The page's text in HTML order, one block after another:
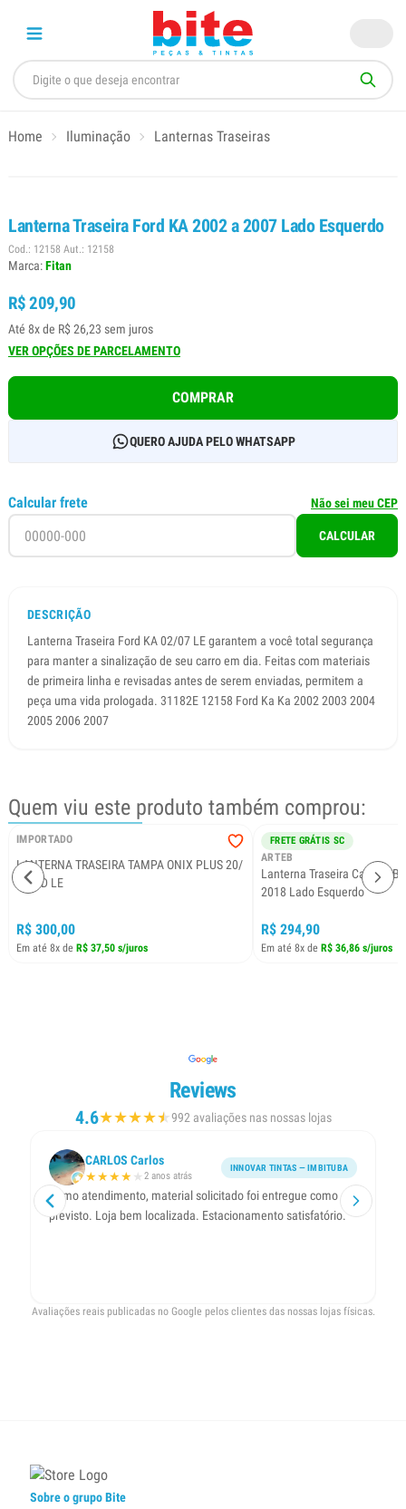
Home Iluminação Lanternas Traseiras
Lanterna Traseira Ford KA 2002 a 2007 Lado Esquerdo
Cod.: 12158 Aut.: 12158
Marca:Fitan
R$ 209,90
Até 8x de R$ 26,23 sem juros
VER OPÇÕES DE PARCELAMENTO
COMPRAR
QUERO AJUDA PELO WHATSAPP
Calcular frete Não sei meu CEP
CALCULAR
DESCRIÇÃO
Lanterna Traseira Ford KA 02/07 LE garantem a você total segurança
para manter a sinalização de seu carro em dia. Feitas com materiais
de primeira linha e revisadas antes de serem enviadas, permitem a
peça uma vida prologada. 31182E 12158 Ford Ka Ka 2002 2003 2004
2005 2006 2007
Quem viu este produto também comprou:
IMPORTADO
LANTERNA TRASEIRA TAMPA ONIX PLUS 20/
C/LED LE
R$ 300,00
Em até 8x de R$ 37,50 s/juros
FRETE GRÁTIS SC
ARTEB
Lanterna Traseira Canto
2018 Lado Esquerdo
R$ 294,90
Em até 8x de R$ 36,86 s/juros
Reviews
4.6★★★★★
★992 avaliações nas nossas lojas
CARLOS Carlos
★★★★ ★ 2 anos atrás
INNOVAR TINTAS — IMBITUBA
Ótimo atendimento, material solicitado foi entregue como
previsto. Loja bem localizada. Estacionamento satisfatório.
Avaliações reais publicadas no Google pelos clientes das nossas lojas físicas.
Sobre o grupo Bite